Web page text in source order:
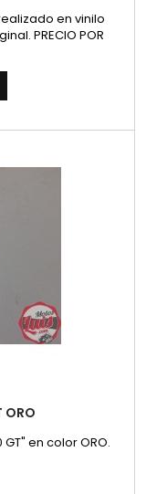
en vinilo
PRECIO POR
ORO
en color ORO.